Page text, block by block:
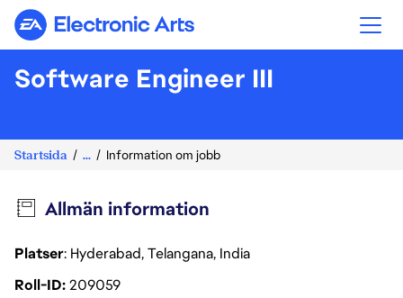
Electronic Arts
Software Engineer III
Startsida ... Information om jobb
Allmän information
Platser: Hyderabad, Telangana, India
Roll-ID209059